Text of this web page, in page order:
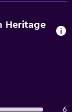
Heritage
6